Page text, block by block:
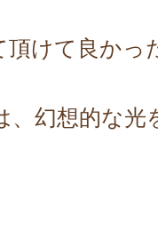
頂けて良かっ
、幻想的な光